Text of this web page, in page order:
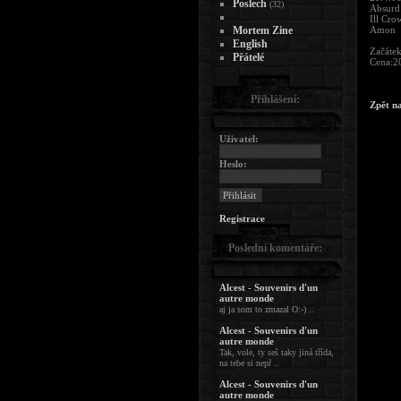
Ill
Amon
Zpět
Poslech (32)
Mortem Zine
English
Přátelé
Přihlášení:
Uživatel:
Heslo:
Registrace
Poslední komentáře:
Alcest - Souvenirs d'un
autre monde
aj ja som to zmazal O:-) ..
Alcest - Souvenirs d'un
autre monde
Tak, vole, ty seš taky jiná třída,
na tebe si nepř ..
Alcest - Souvenirs d'un
autre monde